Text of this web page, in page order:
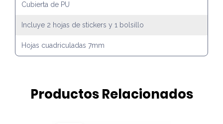
Cubierta de PU
Incluye 2 hojas de stickers y 1 bolsillo
Hojas cuadriculadas 7mm
Productos Relacionados